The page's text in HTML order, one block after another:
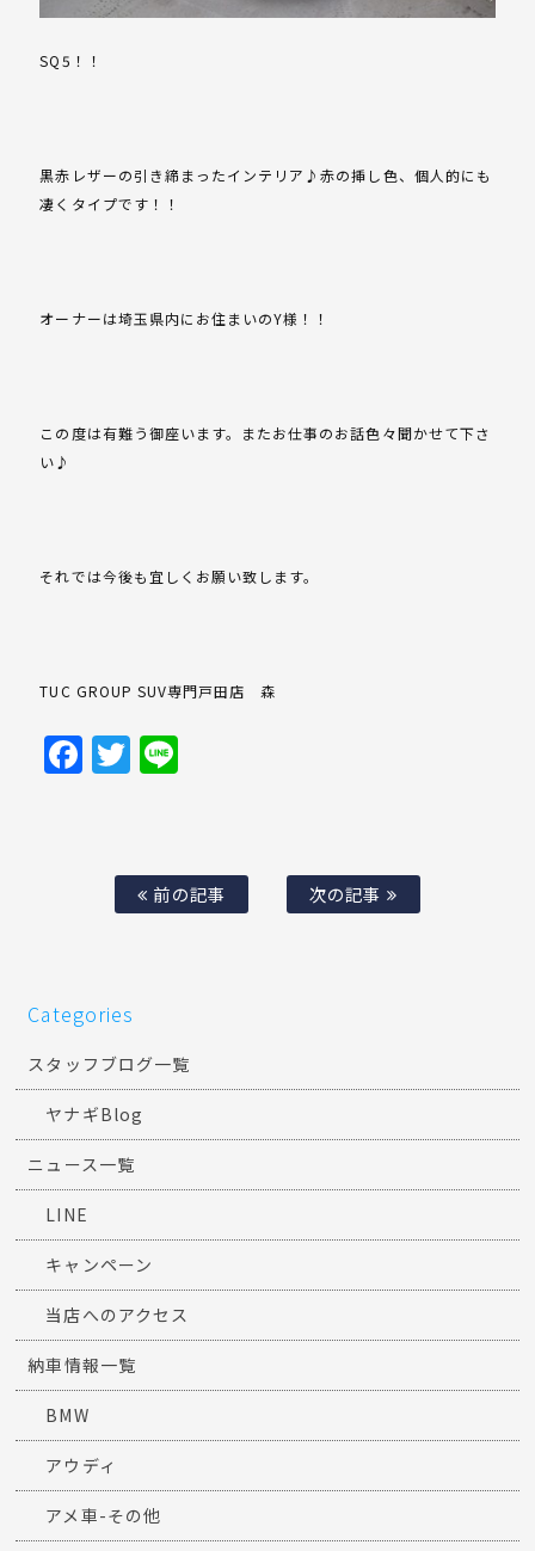
SQ5！！
黒赤レザーの引き締まったインテリア♪赤の挿し色、個人的にも
凄くタイプです！！
オーナーは埼玉県内にお住まいのY様！！
この度は有難う御座います。またお仕事のお話色々聞かせて下さ
い♪
それでは今後も宜しくお願い致します。
TUC GROUP SUV専門戸田店 森
Facebook
Twitter
前の記事 次の記事
Categories
スタッフブログ一覧
ヤナギBlog
ニュース一覧
LINE
キャンペーン
当店へのアクセス
納車情報一覧
BMW
アウディ
アメ車-その他